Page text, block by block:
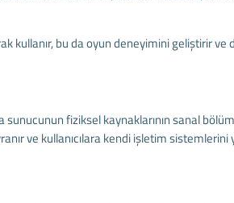
kullanır, bu da oyun deneyimini geliştirir ve
sunucunun fiziksel kaynaklarının sanal
ve kullanıcılara kendi işletim